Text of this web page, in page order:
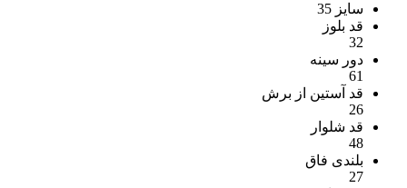
سایز 35
قد بلوز
32
دور سینه
61
قد آستین از برش
26
قد شلوار
48
بلندی فاق
27